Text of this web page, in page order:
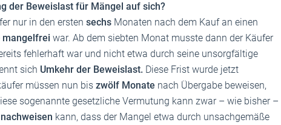
der Beweislast für Mängel auf sich?
nur in den ersten sechs Monaten nach dem Kauf an einen
mangelfrei war. Ab dem siebten Monat musste dann der Käufer
fehlerhaft war und nicht etwa durch seine unsorgfältige
sich Umkehr der Beweislast. Diese Frist wurde jetzt
müssen nun bis zwölf Monate nach Übergabe beweisen,
sogenannte gesetzliche Vermutung kann zwar – wie bisher –
nachweisen kann, dass der Mangel etwa durch unsachgemäße